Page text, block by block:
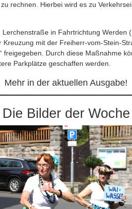
rechnen. Hierbei wird es zu
Lerchenstraße in Fahrtrichtung Werden
Kreuzung mit der Freiherr-vom-Stein-
freigegeben. Durch diese Maßnahme
Parkplätze geschaffen werden.
Mehr in der aktuellen Ausgabe!
Die Bilder der Woche